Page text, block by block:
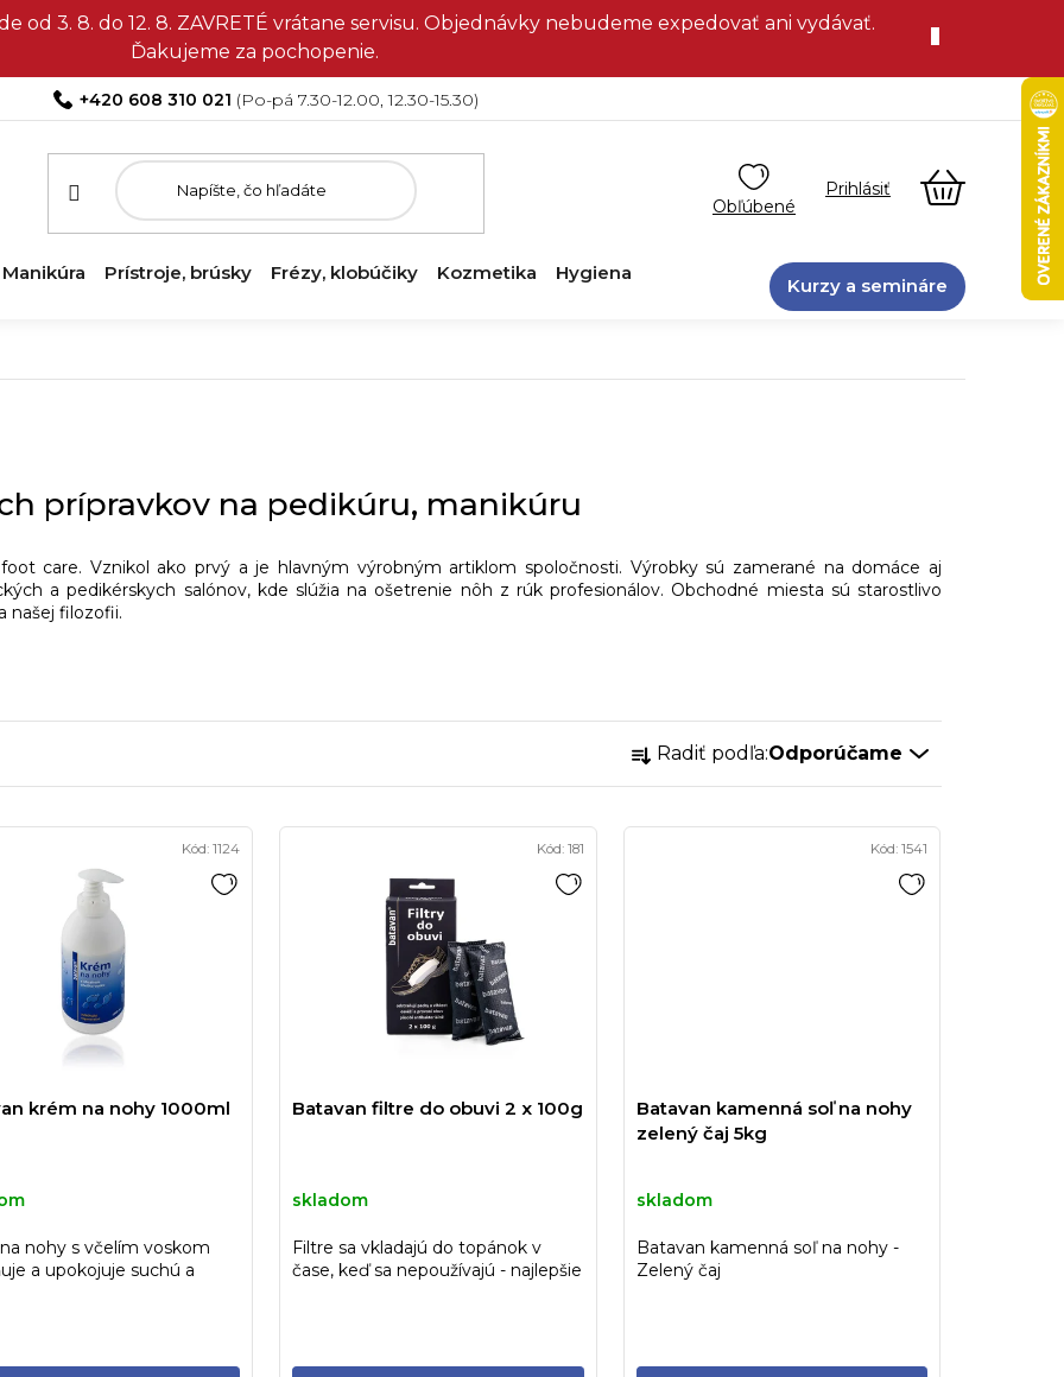
od 3. 8. do 12. 8. ZAVRETÉ vrátane servisu. Objednávky nebudeme expedovať ani vydávať.
Ďakujeme za pochopenie.
+420 608 310 021
NÁKUPNÝ
KOŠÍK
Manikúra Prístroje, brúsky Frézy, klobúčiky Kozmetika Hygiena
Kurzy a semináre
prípravkov na pedikúru, manikúru
care. Vznikol ako prvý a je hlavným výrobným artiklom spoločnosti. Výrobky sú zamerané na domáce aj
a pedikérskych salónov, kde slúžia na ošetrenie nôh z rúk profesionálov. Obchodné miesta sú starostlivo
našej filozofii.
R
a
d
u
t
o
v
Radiť podľa:Odporúčame
krém na nohy 1000ml
nohy s včelím voskom
a upokojuje suchú a
Kód: 1124
Batavan filtre do obuvi 2 x 100g
skladom
Filtre sa vkladajú do topánok v
čase, keď sa nepoužívajú - najlepšie
Kód: 181
Batavan kamenná soľ na nohy
zelený čaj 5kg
skladom
Batavan kamenná soľ na nohy -
Zelený čaj
Kód: 1541